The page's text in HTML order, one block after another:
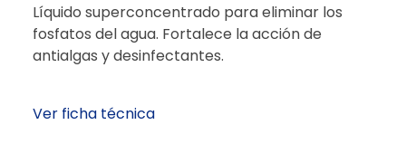
Líquido superconcentrado para eliminar los
fosfatos del agua. Fortalece la acción de
antialgas y desinfectantes.
Ver ficha técnica